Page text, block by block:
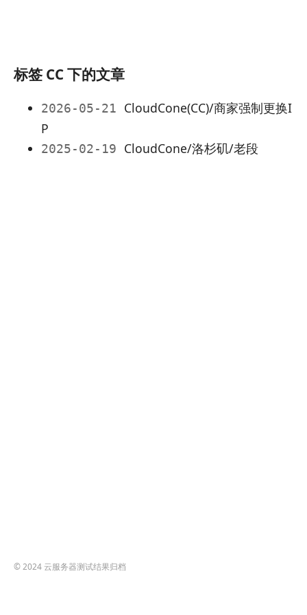
标签 CC 下的文章
2026-05-21 CloudCone(CC)/商家强制更换I
P
2025-02-19 CloudCone/洛杉矶/老段
© 2024 云服务器测试结果归档